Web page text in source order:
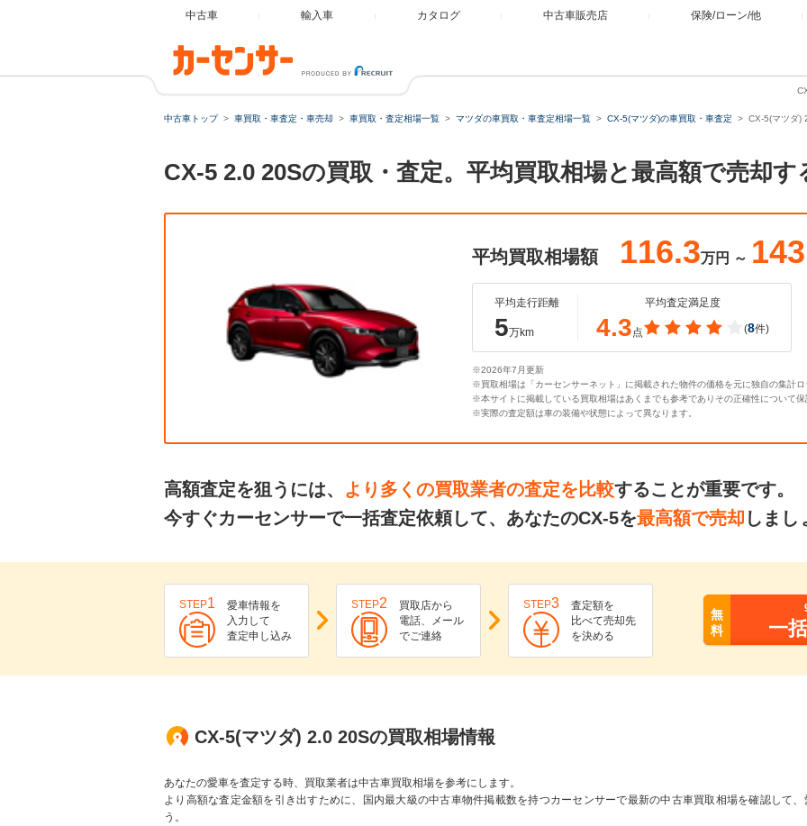
中古車 輸入車 カタログ 中古車販売店 保険/ローン/他
中古車トップ 車買取・車査定・車売却 車買取・査定相場一覧 マツダの車買取・車査定相場一覧 CX-5(マツダ)の車買取・車査定 CX-5(マツダ)
CX-5 2.0 20Sの買取・査定。平均買取相場と最高額で売却す
平均買取相場額 116.3万円 ～
平均走行距離
5万km
平均査定満足度
4.3点 (8件)
※2026年7月更新
※買取相場は「カーセンサーネット」に掲載された物件の価格を元に独自の集計ロ
※本サイトに掲載している買取相場はあくまでも参考でありその正確性について保
※実際の査定額は車の装備や状態によって異なります。
高額査定を狙うには、 より多くの買取業者の査定を比較することが重要です。
今すぐカーセンサーで一括査定依頼して、あなたのCX-5を最高額で売却 しまし
STEP1
愛車情報を
入力して
査定申し込み
STEP2
買取店から
電話、メール
でご連絡
STEP3
査定額を
比べて売却先
を決める
無
料
一
CX-5(マツダ) 2.0 20Sの買取相場情報
あなたの愛車を査定する時、買取業者は中古車買取相場を参考にします。
より高額な査定金額を引き出すために、国内最大級の中古車物件掲載数を持つカーセンサーで最新の中古車買取相場を確認して
う。